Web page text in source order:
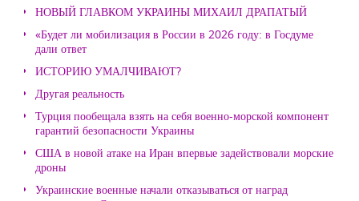
НОВЫЙ ГЛАВКОМ УКРАИНЫ МИХАИЛ ДРАПАТЫЙ
«Будет ли мобилизация в России в 2026 году: в Госдуме
дали ответ
ИСТОРИЮ УМАЛЧИВАЮТ?
Другая реальность
Турция пообещала взять на себя военно-морской компонент
гарантий безопасности Украины
США в новой атаке на Иран впервые задействовали морские
дроны
Украинские военные начали отказываться от наград